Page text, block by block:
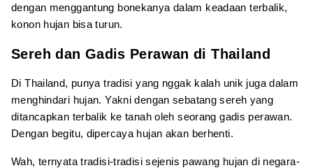
dengan menggantung bonekanya dalam keadaan terbalik,
konon hujan bisa turun.
Sereh dan Gadis Perawan di Thailand
Di Thailand, punya tradisi yang nggak kalah unik juga dalam
menghindari hujan. Yakni dengan sebatang sereh yang
ditancapkan terbalik ke tanah oleh seorang gadis perawan.
Dengan begitu, dipercaya hujan akan berhenti.
Wah, ternyata tradisi-tradisi sejenis pawang hujan di negara-